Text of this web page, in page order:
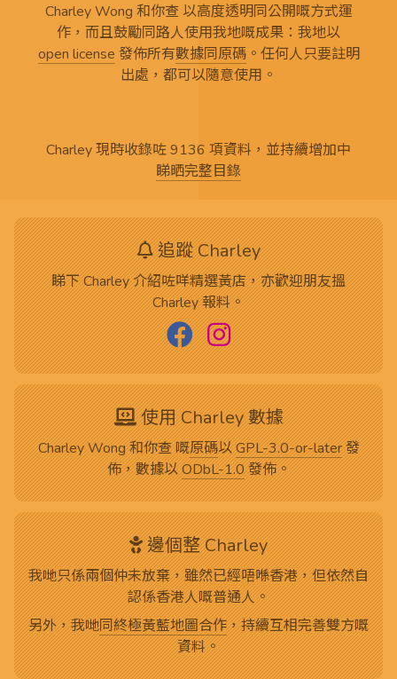
Charley Wong 和你查 以高度透明同公開嘅方式運
作，而且鼓勵同路人使用我地嘅成果：我地以
open license 發佈所有數據同原碼。任何人只要註明
出處，都可以隨意使用。
Charley 現時收錄咗 9136 項資料，並持續增加中
睇晒完整目錄
追蹤 Charley
睇下 Charley 介紹咗咩精選黃店，亦歡迎朋友搵
Charley 報料。
使用 Charley 數據
Charley Wong 和你查 嘅原碼以GPL-3.0-or-later發
佈，數據以ODbL-1.0發佈。
邊個整 Charley
我哋只係兩個仲未放棄，雖然已經唔喺香港，但依然自
認係香港人嘅普通人。
另外，我哋同終極黃藍地圖合作，持續互相完善雙方嘅
資料。